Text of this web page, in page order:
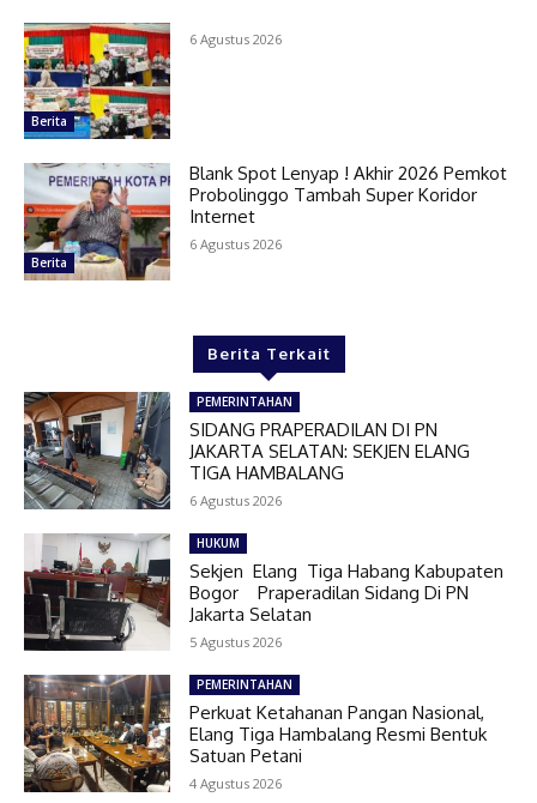
Berita
6 Agustus 2026
Berita
Blank Spot Lenyap ! Akhir 2026 Pemkot
Probolinggo Tambah Super Koridor
Internet
6 Agustus 2026
Berita Terkait
PEMERINTAHAN
SIDANG PRAPERADILAN DI PN
JAKARTA SELATAN: SEKJEN ELANG
TIGA HAMBALANG
6 Agustus 2026
HUKUM
Sekjen Elang Tiga Habang Kabupaten
Bogor Praperadilan Sidang Di PN
Jakarta Selatan
5 Agustus 2026
PEMERINTAHAN
Perkuat Ketahanan Pangan Nasional,
Elang Tiga Hambalang Resmi Bentuk
Satuan Petani
4 Agustus 2026